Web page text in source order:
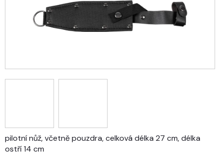
pilotní nůž, včetně pouzdra, celková délka 27 cm, délka
ostří 14 cm